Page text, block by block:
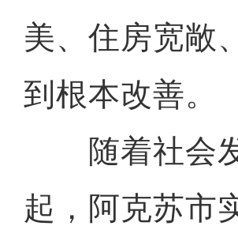
美、住房宽敞
到根本改善。
随着社会发
起，阿克苏市